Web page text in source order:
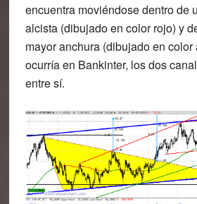
encuentra moviéndose dentro de
alcista (dibujado en color rojo) y
mayor anchura (dibujado en
ocurría en Bankinter, los dos
entre sí.